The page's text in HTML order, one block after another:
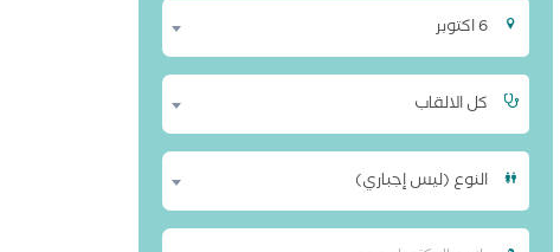
6 اكتوبر
كل الالقاب
النوع (ليس إجباري)